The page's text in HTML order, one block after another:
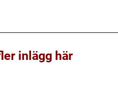
inlägg här